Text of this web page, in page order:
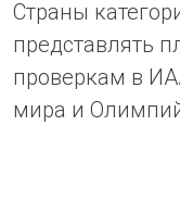
Страны
представлять
проверкам в
мира и